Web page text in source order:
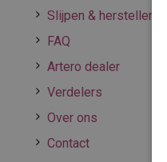
Slijpen & herstellen
FAQ
Artero dealer
Verdelers
Over ons
Contact